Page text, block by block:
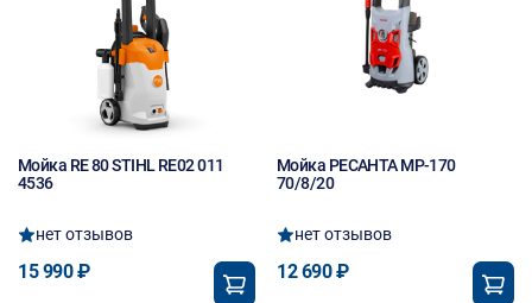
Мойка RE 80 STIHL RE02 011
4536
нет отзывов
15 990 ₽
Мойка РЕСАНТА МР-170
70/8/20
нет отзывов
12 690 ₽